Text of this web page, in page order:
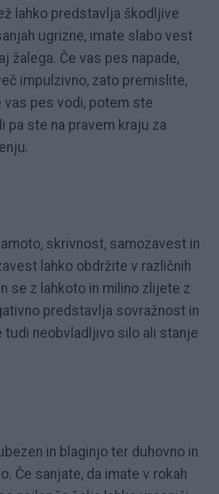
lahko predstavlja škodljive
ugrizne, imate slabo vest
žalega. Če vas pes napade,
impulzivno, zato premislite,
vas pes vodi, potem ste
pa ste na pravem kraju za
skrivnost, samozavest in
lahko obdržite v različnih
se z lahkoto in milino zlijete z
predstavlja sovražnost in
tudi neobvladljivo silo ali stanje
in blaginjo ter duhovno in
Če sanjate, da imate v rokah